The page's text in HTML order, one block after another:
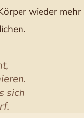
wieder mehr
sich